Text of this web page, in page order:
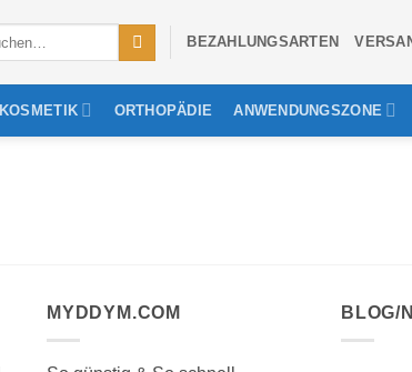
BEZAHLUNGSARTEN
KOSMETIK ORTHOPÄDIE ANWENDUNGSZONE
MYDDYM.COM BLOG/